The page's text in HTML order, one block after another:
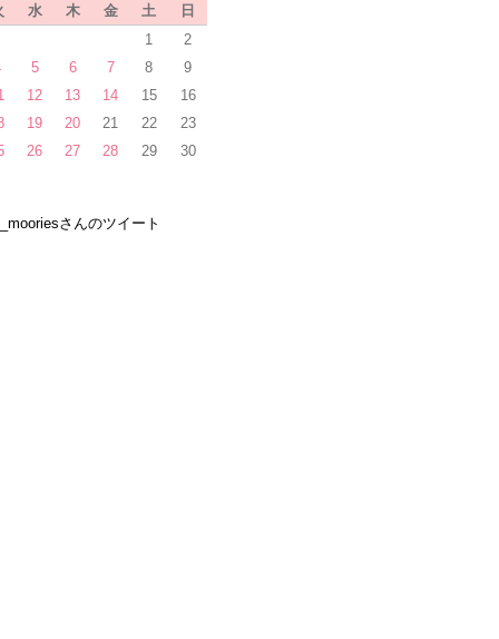
水 木 金 土
日
1
2
5 6 7 8
9
12 13 14 15
16
19 20 21 22
23
26 27 28 29 30
さんのツイート